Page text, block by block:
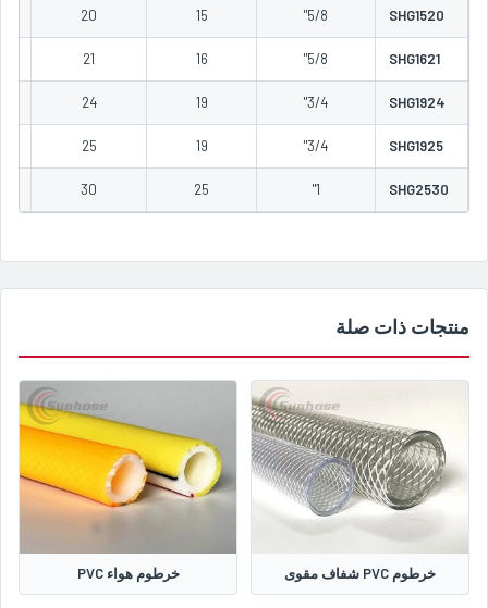
SHG1520
5/8"
15
20
SHG1621
5/8"
16
21
SHG1924
3/4"
19
24
SHG1925
3/4"
19
25
SHG2530
1"
25
30
منتجات ذات صلة
خرطوم PVC شفاف مقوى خرطوم هواء PVC